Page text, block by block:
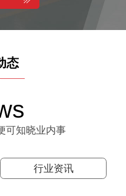
态
可知晓业内事
行业资讯